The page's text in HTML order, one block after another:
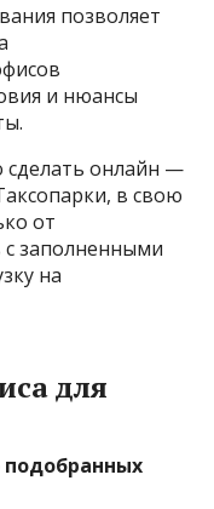
позволяет
и нюансы
сделать онлайн —
в свою
от
заполненными
на
для
подобранных